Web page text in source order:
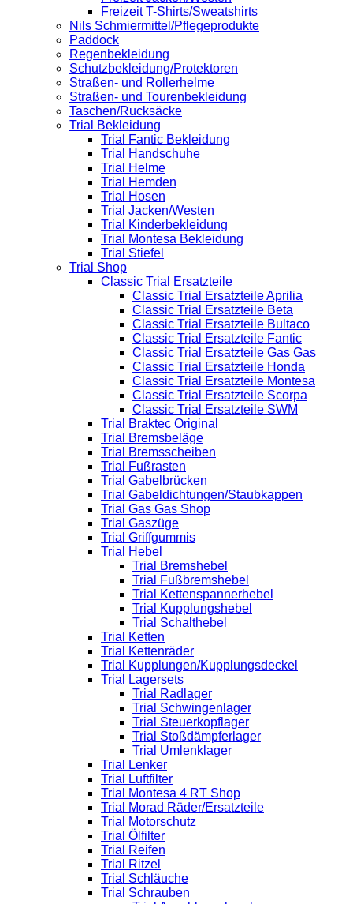
Freizeit T-Shirts/Sweatshirts
Nils Schmiermittel/Pflegeprodukte
Paddock
Regenbekleidung
Schutzbekleidung/Protektoren
Straßen- und Rollerhelme
Straßen- und Tourenbekleidung
Taschen/Rucksäcke
Trial Bekleidung
Trial Fantic Bekleidung
Trial Handschuhe
Trial Helme
Trial Hemden
Trial Hosen
Trial Jacken/Westen
Trial Kinderbekleidung
Trial Montesa Bekleidung
Trial Stiefel
Trial Shop
Classic Trial Ersatzteile
Classic Trial Ersatzteile Aprilia
Classic Trial Ersatzteile Beta
Classic Trial Ersatzteile Bultaco
Classic Trial Ersatzteile Fantic
Classic Trial Ersatzteile Gas Gas
Classic Trial Ersatzteile Honda
Classic Trial Ersatzteile Montesa
Classic Trial Ersatzteile Scorpa
Classic Trial Ersatzteile SWM
Trial Braktec Original
Trial Bremsbeläge
Trial Bremsscheiben
Trial Fußrasten
Trial Gabelbrücken
Trial Gabeldichtungen/Staubkappen
Trial Gas Gas Shop
Trial Gaszüge
Trial Griffgummis
Trial Hebel
Trial Bremshebel
Trial Fußbremshebel
Trial Kettenspannerhebel
Trial Kupplungshebel
Trial Schalthebel
Trial Ketten
Trial Kettenräder
Trial Kupplungen/Kupplungsdeckel
Trial Lagersets
Trial Radlager
Trial Schwingenlager
Trial Steuerkopflager
Trial Stoßdämpferlager
Trial Umlenklager
Trial Lenker
Trial Luftfilter
Trial Montesa 4 RT Shop
Trial Morad Räder/Ersatzteile
Trial Motorschutz
Trial Ölfilter
Trial Reifen
Trial Ritzel
Trial Schläuche
Trial Schrauben